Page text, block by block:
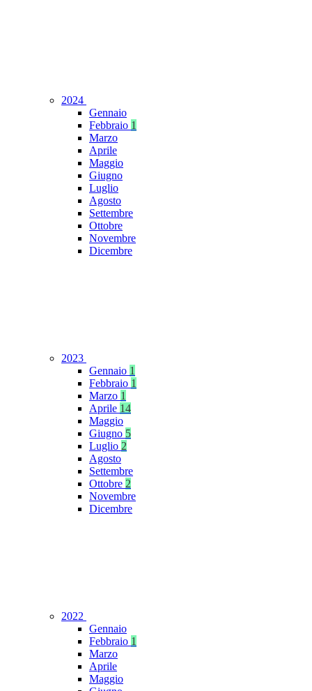
2024
Gennaio
Febbraio 1
Marzo
Aprile
Maggio
Giugno
Luglio
Agosto
Settembre
Ottobre
Novembre
Dicembre
2023
Gennaio 1
Febbraio 1
Marzo 1
Aprile 14
Maggio
Giugno 5
Luglio 2
Agosto
Settembre
Ottobre 2
Novembre
Dicembre
2022
Gennaio
Febbraio 1
Marzo
Aprile
Maggio